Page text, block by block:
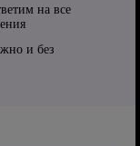
на все
и без